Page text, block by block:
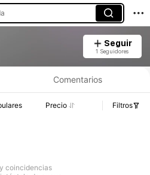
Seguir
1 Seguidores
Comentarios
Precio Filtros
coincidencias